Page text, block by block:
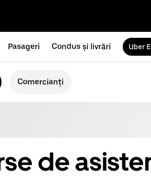
Pasageri Condus și livrări Uber
Comercianți
de